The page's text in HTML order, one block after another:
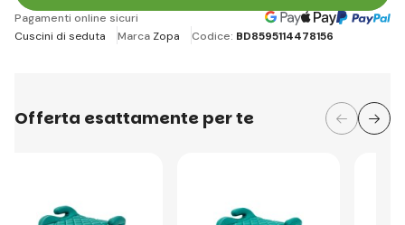
Pagamenti online sicuri
Cuscini di seduta
Marca Zopa Codice: BD8595114478156
Offerta esattamente per te